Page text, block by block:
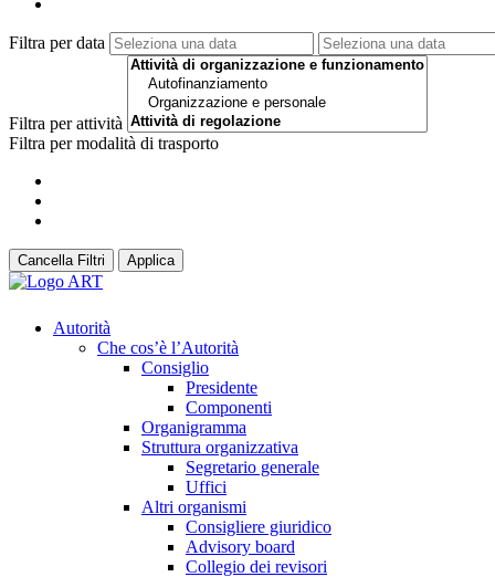
Filtra per data
Filtra per attività
Filtra per modalità di trasporto
Cancella Filtri Applica
Autorità
Che cos’è l’Autorità
Consiglio
Presidente
Componenti
Organigramma
Struttura organizzativa
Segretario generale
Uffici
Altri organismi
Consigliere giuridico
Advisory board
Collegio dei revisori